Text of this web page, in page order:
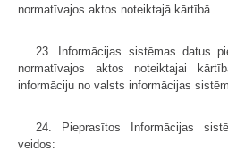
normatīvajos aktos noteiktajā kārtībā.
23. Informācijas sistēmas datus
normatīvajos aktos noteiktajai
informāciju no valsts informācijas
24. Pieprasītos Informācijas
veidos: